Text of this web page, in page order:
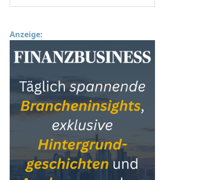
Anzeige: